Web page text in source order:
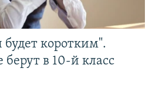
коротким".
в 10-й класс